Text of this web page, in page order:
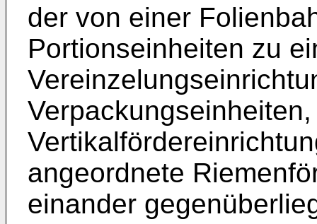
der von einer
Portionseinheiten zu
angeordnete
einander